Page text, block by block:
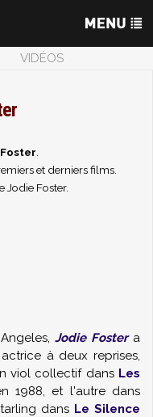
VIDÉOS
et derniers films.
Jodie Foster.
Jodie Fostera
à deux reprises,
viol collectif dans Les
1988, et l'autre dans
dans Le Silence